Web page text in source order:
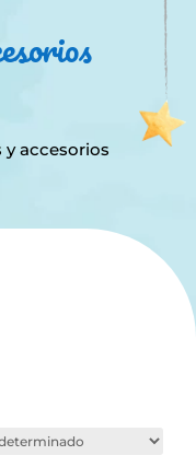
y accesorios